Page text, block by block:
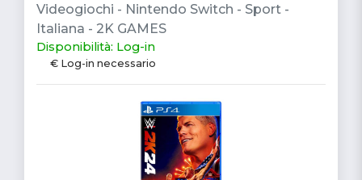
Videogiochi - Nintendo Switch - Sport -
Italiana - 2K GAMES
Disponibilità: Log-in
€ Log-in necessario